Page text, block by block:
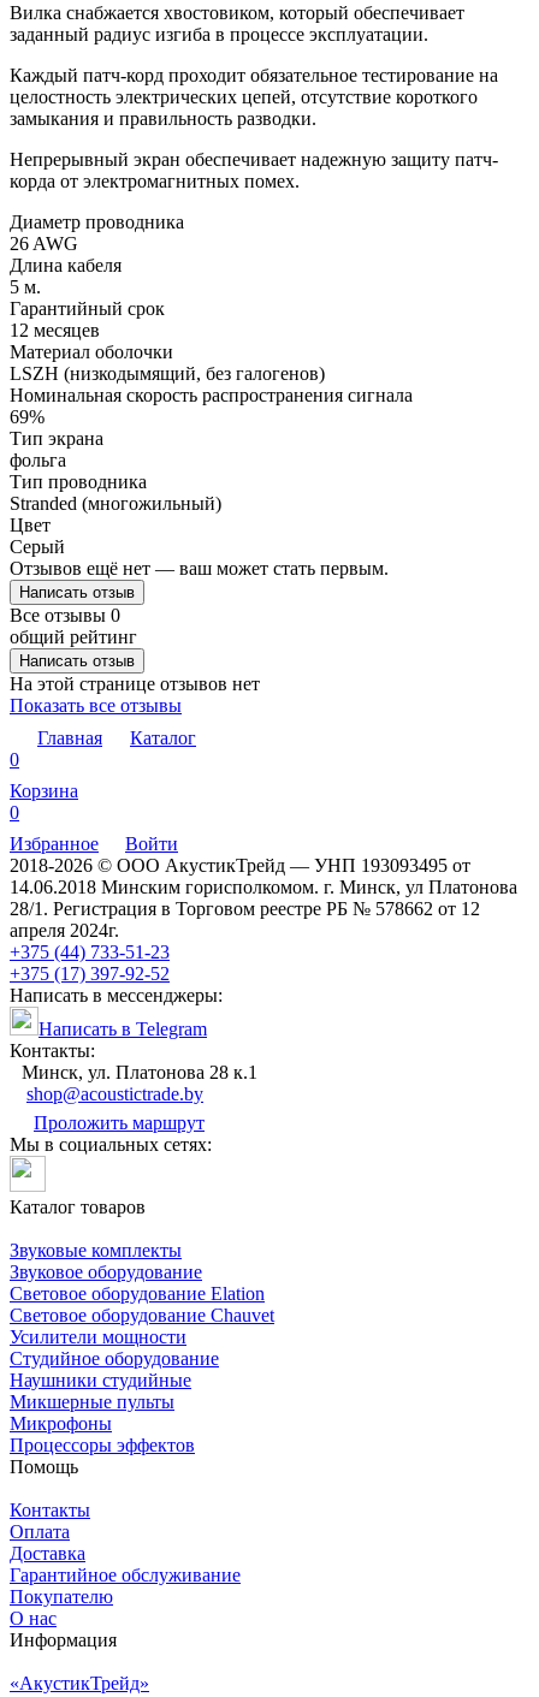
Вилка снабжается хвостовиком, который обеспечивает
заданный радиус изгиба в процессе эксплуатации.
Каждый патч-корд проходит обязательное тестирование на
целостность электрических цепей, отсутствие короткого
замыкания и правильность разводки.
Непрерывный экран обеспечивает надежную защиту патч-
корда от электромагнитных помех.
Диаметр проводника
26 AWG
Длина кабеля
5 м.
Гарантийный срок
12 месяцев
Материал оболочки
LSZH (низкодымящий, без галогенов)
Номинальная скорость распространения сигнала
69%
Тип экрана
фольга
Тип проводника
Stranded (многожильный)
Цвет
Серый
Отзывов ещё нет — ваш может стать первым.
Написать отзыв
Все отзывы 0
общий рейтинг
Написать отзыв
На этой странице отзывов нет
Показать все отзывы
Главная
Каталог
0
Корзина
0
Избранное
Войти
2018-2026 © ООО АкустикТрейд — УНП 193093495 от
14.06.2018 Минским горисполкомом. г. Минск, ул Платонова
28/1. Регистрация в Торговом реестре РБ № 578662 от 12
апреля 2024г.
+375 (44) 733-51-23
+375 (17) 397-92-52
Написать в мессенджеры:
Написать в Telegram
Контакты:
Минск, ул. Платонова 28 к.1
shop@acoustictrade.by
Проложить маршрут
Мы в социальных сетях:
Каталог товаров
Звуковые комплекты
Звуковое оборудование
Световое оборудование Elation
Cветовое оборудование Chauvet
Усилители мощности
Студийное оборудование
Наушники студийные
Микшерные пульты
Микрофоны
Процессоры эффектов
Помощь
Контакты
Оплата
Доставка
Гарантийное обслуживание
Покупателю
О нас
Информация
«АкустикТрейд»